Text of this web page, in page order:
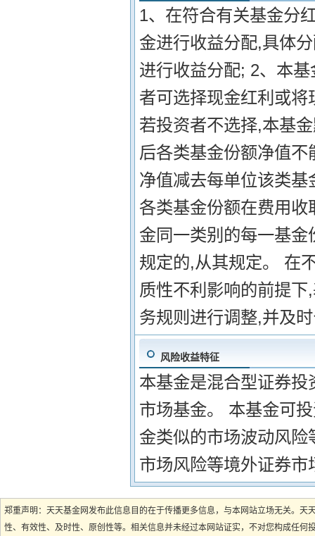
1、在符合有关基金分
金进行收益分配,具体
进行收益分配; 2、本
者可选择现金红利或
若投资者不选择,本基
后各类基金份额净值
净值减去每单位该类
各类基金份额在费用
金同一类别的每一基
规定的,从其规定。 在
质性不利影响的前提
务规则进行调整,并及
风险收益特征
本基金是混合型证券
市场基金。 本基金可
金类似的市场波动风
市场风险等境外证券
郑重声明：天天基金网发布此信息目的在于传播更多信息，与本网站立场无关。
性、有效性、及时性、原创性等。相关信息并未经过本网站证实，不对您构成任